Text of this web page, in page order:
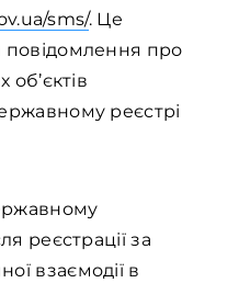
sms/. Це
повідомлення про
об’єктів
реєстрі
реєстрації за
взаємодії в